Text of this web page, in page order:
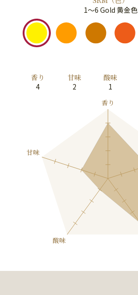
1～6 Gold 黄金色
香り
4
甘味
2
酸味
1